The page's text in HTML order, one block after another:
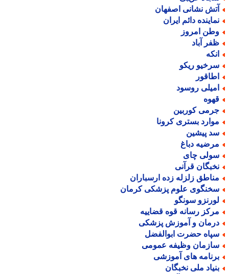
نشانی اصفهان
دائم ایران
امروز
آباد
ریکو
روسود
کوربین
بستری کرونا
پیشین
دباغ
چای
قرآنی
زلزله زده ارسباران
علوم پزشکی کرمان
سونگو
رسانه قوه قضاییه
و آموزش پزشکی
حضرت ابوالفضل
وظیفه عمومی
های آموزشی
ملی نخبگان